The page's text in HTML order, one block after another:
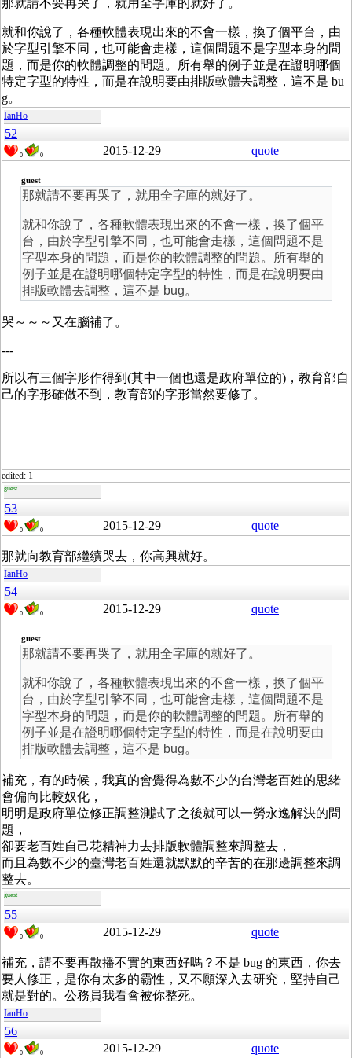
那就請不要再哭了，就用全字庫的就好了。
就和你說了，各種軟體表現出來的不會一樣，換了個平台，由
於字型引擎不同，也可能會走樣，這個問題不是字型本身的問
題，而是你的軟體調整的問題。所有舉的例子並是在證明哪個
特定字型的特性，而是在說明要由排版軟體去調整，這不是 bu
g。
IanHo
52
0 0 2015-12-29 quote
guest
那就請不要再哭了，就用全字庫的就好了。
就和你說了，各種軟體表現出來的不會一樣，換了個平
台，由於字型引擎不同，也可能會走樣，這個問題不是
字型本身的問題，而是你的軟體調整的問題。所有舉的
例子並是在證明哪個特定字型的特性，而是在說明要由
排版軟體去調整，這不是 bug。
哭～～～又在腦補了。
---
所以有三個字形作得到(其中一個也還是政府單位的)，教育部自
己的字形確做不到，教育部的字形當然要修了。
edited: 1
guest
53
0 0 2015-12-29 quote
那就向教育部繼續哭去，你高興就好。
IanHo
54
0 0 2015-12-29 quote
guest
那就請不要再哭了，就用全字庫的就好了。
就和你說了，各種軟體表現出來的不會一樣，換了個平
台，由於字型引擎不同，也可能會走樣，這個問題不是
字型本身的問題，而是你的軟體調整的問題。所有舉的
例子並是在證明哪個特定字型的特性，而是在說明要由
排版軟體去調整，這不是 bug。
補充，有的時候，我真的會覺得為數不少的台灣老百姓的思緒
會偏向比較奴化，
明明是政府單位修正調整測試了之後就可以一勞永逸解決的問
題，
卻要老百姓自己花精神力去排版軟體調整來調整去，
而且為數不少的臺灣老百姓還就默默的辛苦的在那邊調整來調
整去。
guest
55
0 0 2015-12-29 quote
補充，請不要再散播不實的東西好嗎？不是 bug 的東西，你去
要人修正，是你有太多的霸性，又不願深入去研究，堅持自己
就是對的。公務員我看會被你整死。
IanHo
56
0 0 2015-12-29 quote